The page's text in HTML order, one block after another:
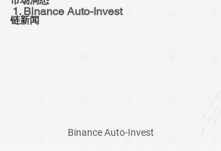
链新闻
1. Binance Auto-Invest
Binance Auto-Invest